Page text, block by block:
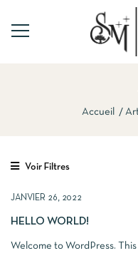
Accueil
Voir Filtres
JANVIER 26, 2022
HELLO WORLD!
Welcome to WordPress. This